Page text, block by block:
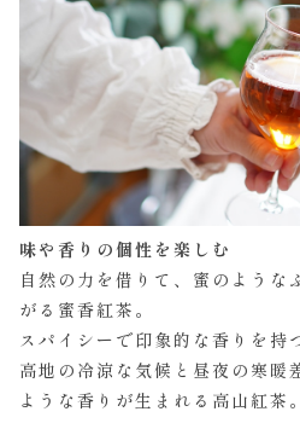
味や香りの個性を楽しむ
自然の力を借りて、蜜のような
がる蜜香紅茶。
スパイシーで印象的な香りを持
高地の冷涼な気候と昼夜の寒暖
ような香りが生まれる高山紅